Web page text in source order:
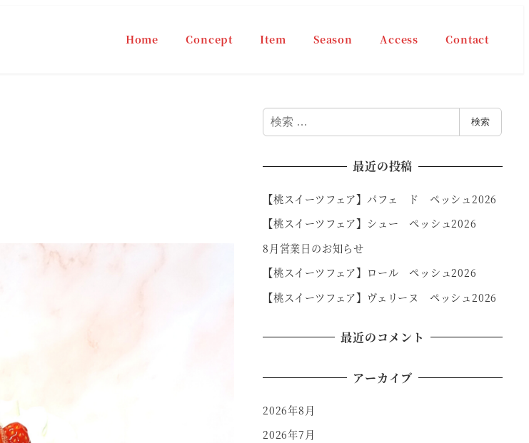
Home Concept Item Season Access Contact
検
索
検索
最近の投稿
【桃スイーツフェア】パフェ ド ペッシュ2026
【桃スイーツフェア】シュー ペッシュ2026
8月営業日のお知らせ
【桃スイーツフェア】ロール ペッシュ2026
【桃スイーツフェア】ヴェリーヌ ペッシュ2026
最近のコメント
アーカイブ
2026年8月
2026年7月